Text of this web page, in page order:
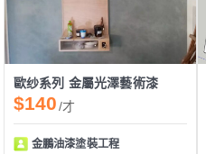
歐纱系列 金屬光澤藝術漆
$140/才
金鵬油漆塗裝工程